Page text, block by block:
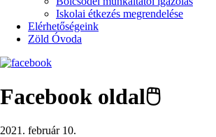
Iskolai étkezés megrendelése
Elérhetőségeink
Zöld Óvoda
Facebook oldal🖱
2021. február 10.